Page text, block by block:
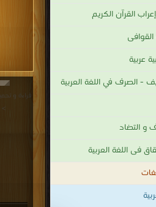
القرآن الكريم
عربية
- الصرف في اللغة العربية
و التضاد
فى اللغة العربية
>